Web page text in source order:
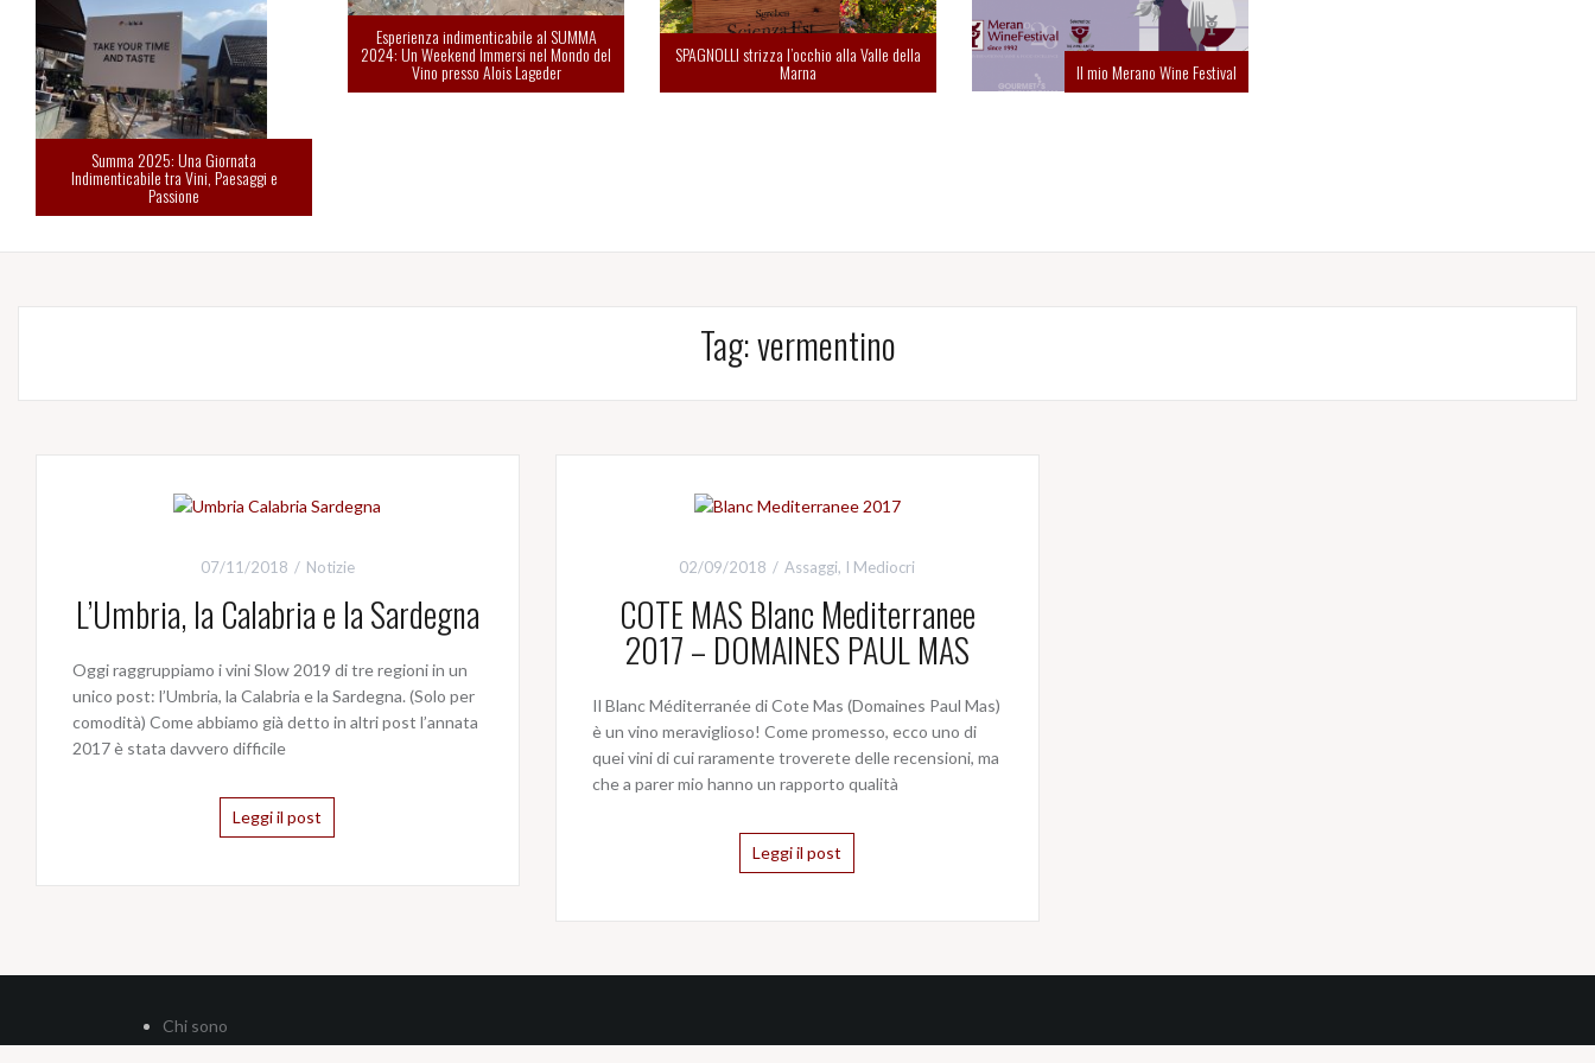
Summa 2025: Una Giornata
Indimenticabile tra Vini, Paesaggi e
Passione
Esperienza indimenticabile al SUMMA
2024: Un Weekend Immersi nel Mondo del
Vino presso Alois Lageder
SPAGNOLLI strizza l’occhio alla Valle della
Marna Il mio Merano Wine Festival
Tag:vermentino
07/11/2018 Notizie
L’Umbria, la Calabria e la Sardegna
Oggi raggruppiamo i vini Slow 2019 di tre regioni in un
unico post: l’Umbria, la Calabria e la Sardegna. (Solo per
comodità) Come abbiamo già detto in altri post l’annata
2017 è stata davvero difficile
Leggi il post
02/09/2018 Assaggi, I Mediocri
COTE MAS Blanc Mediterranee
2017 – DOMAINES PAUL MAS
Il Blanc Méditerranée di Cote Mas (Domaines Paul Mas)
è un vino meraviglioso! Come promesso, ecco uno di
quei vini di cui raramente troverete delle recensioni, ma
che a parer mio hanno un rapporto qualità
Leggi il post
Chi sono